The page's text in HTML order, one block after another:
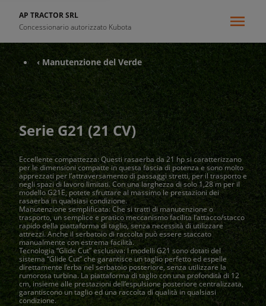
AP TRACTOR SRL
Concessionario autorizzato Kubota
‹ Manutenzione del Verde
Serie G21 (21 CV)
Eccellente compattezza: Questi rasaerba da 21 hp si caratterizzano
per le dimensioni compatte in questa fascia di potenza e sono molto
apprezzati per l’attraversamento di passaggi stretti, per il trasporto e
negli spazi di lavoro limitati. Con una larghezza di solo 1,28 m per il
modello G21E, potete sfruttare al massimo le prestazioni dei
rasaerba in qualsiasi condizione.
Manutenzione semplificata: Che si tratti di manutenzione o
trasporto, un semplice e pratico meccanismo facilita l’attacco/stacco
rapido della piattaforma di taglio, senza necessità di utilizzare
attrezzi. Anche il serbatoio di raccolta può essere staccato
manualmente con estrema facilità.
Tecnologia “Glide Cut” esclusiva: I modelli G21 sono dotati del
sistema “Glide Cut” che garantisce un taglio perfetto ed espelle
direttamente l’erba nel serbatoio posteriore, senza utilizzare la
rumorosa turbina. La piattaforma di taglio con una profondità di 12
cm, insieme alle prestazioni dell’espulsione posteriore centralizzata,
garantiscono un taglio ed una raccolta di qualità in qualsiasi
condizione.